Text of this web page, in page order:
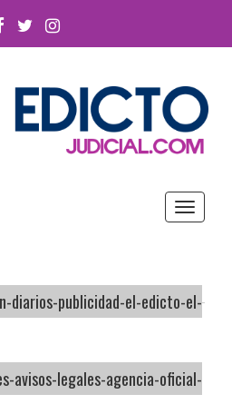
FACEBOOK
TWITTERINSTAGRAM
Toggle
diarios-publicidad-el-edicto-el-
avisos-legales-agencia-oficial-